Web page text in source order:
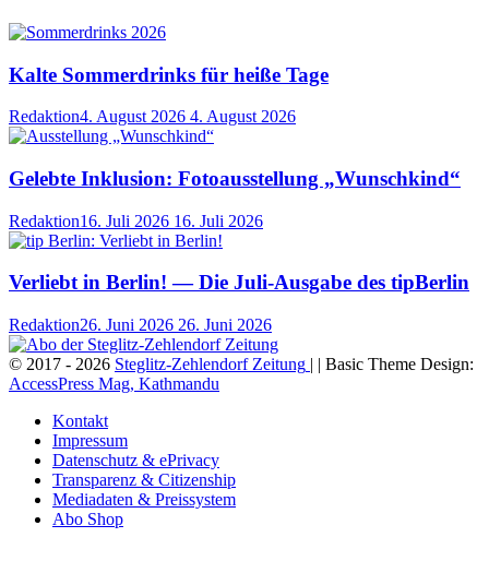
Kalte Sommerdrinks für heiße Tage
Redaktion4. August 2026 4. August 2026
Gelebte Inklusion: Fotoausstellung „Wunschkind“
Redaktion16. Juli 2026 16. Juli 2026
Verliebt in Berlin! — Die Juli-Ausgabe des tipBerlin
Redaktion26. Juni 2026 26. Juni 2026
© 2017 - 2026 Steglitz-Zehlendorf Zeitung | | Basic Theme Design:
AccessPress Mag, Kathmandu
Kontakt
Impressum
Datenschutz & ePrivacy
Transparenz & Citizenship
Mediadaten & Preissystem
Abo Shop